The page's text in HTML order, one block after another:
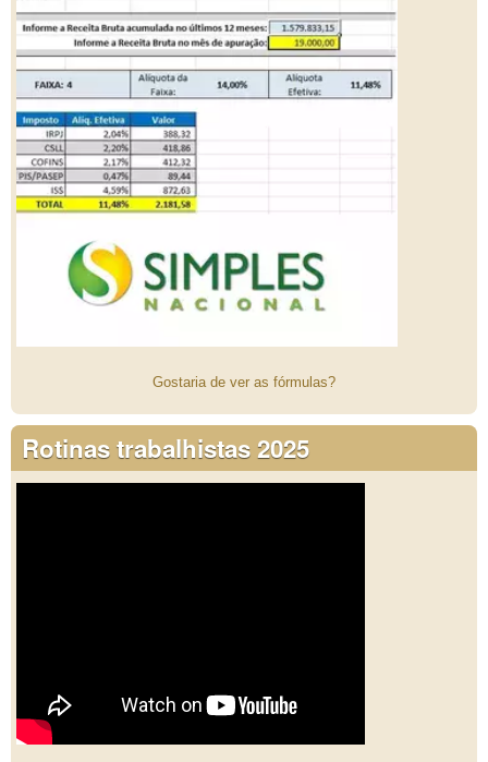
Gostaria de ver as fórmulas?
Rotinas trabalhistas 2025